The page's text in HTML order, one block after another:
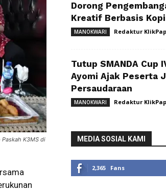
Paskah K3MS di
Dorong
Kreatif Berbasis Kopi
MANOKWARI Redaktur
Tutup SMANDA Cup
Ayomi Ajak Peserta
Persaudaraan
MANOKWARI Redaktur
MEDIA SOSIAL KAMI
2,365 Fans